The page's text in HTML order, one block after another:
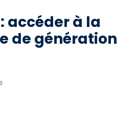
accéder à la
de génération